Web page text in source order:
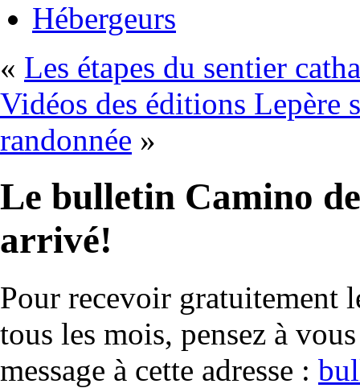
Hébergeurs
« Les étapes du sentier
Vidéos des éditions Lepère
randonnée »
Le bulletin Camino
arrivé!
Pour recevoir gratuitement
tous les mois, pensez à
message à cette adresse :